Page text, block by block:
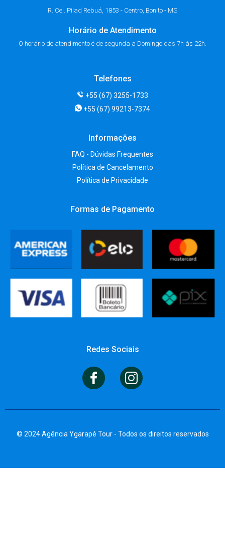
R. Cel. Pilad Rebuá, 1853 - Centro, Bonito - MS
Horário de Atendimento
O horário de atendimento é de segunda a Domingo das 7h às 22h.
Telefones
+55 (67) 3255-1733
+55 (67) 99213-7374
Informações
FAQ - Dúvidas Frequentes
Política de Cancelamento
Política de Privacidade
Formas de Pagamento
Redes Sociais
© 2024 Agência Ygarapé Tour - Todos os direitos reservados